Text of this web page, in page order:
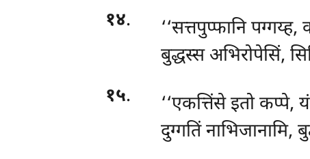
१४. ‘‘सत्तपुप्फानिपग्गय्ह,
बुद्धस्स अभिरोपेसिं,
१५.
‘‘एकत्तिंसे इतो कप्पे,
दुग्गतिं नाभिजानामि,